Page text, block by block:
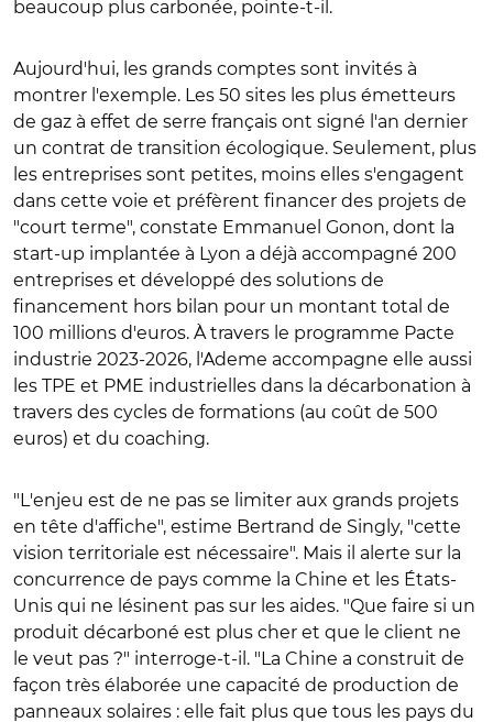
beaucoup plus carbonée, pointe-t-il.
Aujourd'hui, les grands comptes sont invités à
montrer l'exemple. Les 50 sites les plus émetteurs
de gaz à effet de serre français ont signé l'an dernier
un contrat de transition écologique. Seulement, plus
les entreprises sont petites, moins elles s'engagent
dans cette voie et préfèrent financer des projets de
"court terme", constate Emmanuel Gonon, dont la
start-up implantée à Lyon a déjà accompagné 200
entreprises et développé des solutions de
financement hors bilan pour un montant total de
100 millions d'euros. À travers le programme Pacte
industrie 2023-2026, l'Ademe accompagne elle aussi
les TPE et PME industrielles dans la décarbonation à
travers des cycles de formations (au coût de 500
euros) et du coaching.
"L'enjeu est de ne pas se limiter aux grands projets
en tête d'affiche", estime Bertrand de Singly, "cette
vision territoriale est nécessaire". Mais il alerte sur la
concurrence de pays comme la Chine et les États-
Unis qui ne lésinent pas sur les aides. "Que faire si un
produit décarboné est plus cher et que le client ne
le veut pas ?" interroge-t-il. "La Chine a construit de
façon très élaborée une capacité de production de
panneaux solaires : elle fait plus que tous les pays du